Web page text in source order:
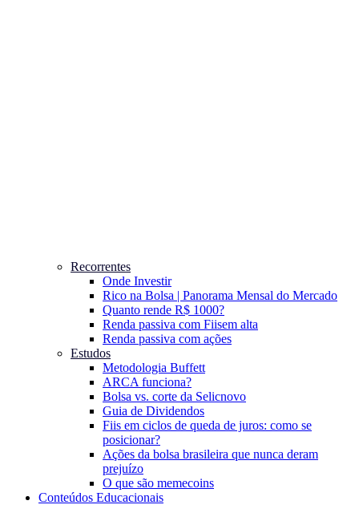
Recorrentes
Onde Investir
Rico na Bolsa | Panorama Mensal do Mercado
Quanto rende R$ 1000?
Renda passiva com Fiisem alta
Renda passiva com ações
Estudos
Metodologia Buffett
ARCA funciona?
Bolsa vs. corte da Selicnovo
Guia de Dividendos
Fiis em ciclos de queda de juros: como se
posicionar?
Ações da bolsa brasileira que nunca deram
prejuízo
O que são memecoins
Conteúdos Educacionais